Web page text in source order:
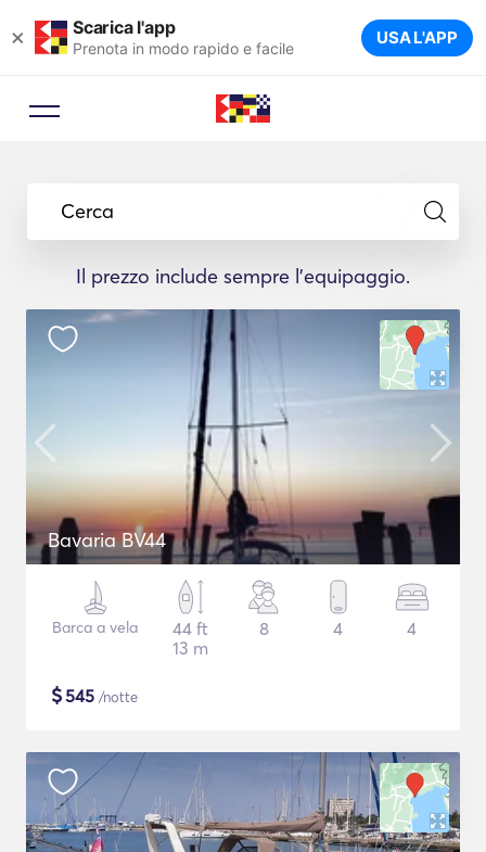
× Scarica l'app
Prenota in modo rapido e facile USA L'APP
Cerca
Il prezzo include sempre l'equipaggio.
Bavaria BV44
Barca a vela
44 ft
13 m
8 4 4
$545 /notte